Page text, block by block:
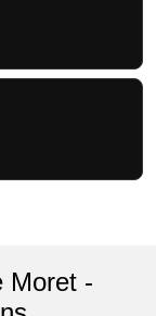
Moret -